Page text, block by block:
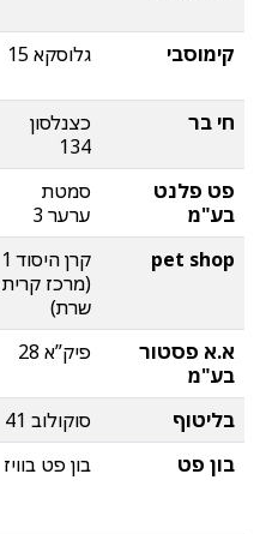
קימוסבי
גלוסקא 15
חי בר
כצנלסון
134
פט פלנט
בע"מ
סמטת
ערער 3
pet shop
קרן היסוד 1
(מרכז קרית
שרת)
א.א פסטור
בע"מ
פיק”א 28
בליטוף
סוקולוב 41
בון פט
בון פט בוויז